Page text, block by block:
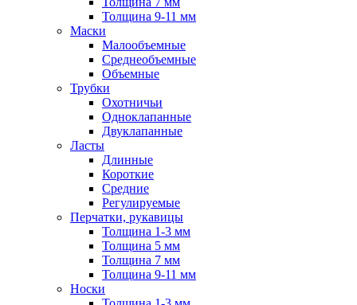
Толщина 9-11 мм
Маски
Малообъемные
Среднеобъемные
Объемные
Трубки
Охотничьи
Одноклапанные
Двуклапанные
Ласты
Длинные
Короткие
Средние
Регулируемые
Перчатки, рукавицы
Толщина 1-3 мм
Толщина 5 мм
Толщина 7 мм
Толщина 9-11 мм
Носки